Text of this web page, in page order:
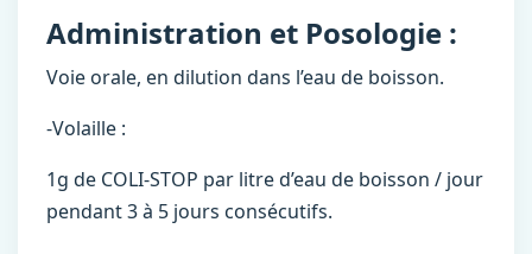
Administration et Posologie :
Voie orale, en dilution dans l’eau de boisson.
-Volaille :
1g de COLI-STOP par litre d’eau de boisson / jour
pendant 3 à 5 jours consécutifs.